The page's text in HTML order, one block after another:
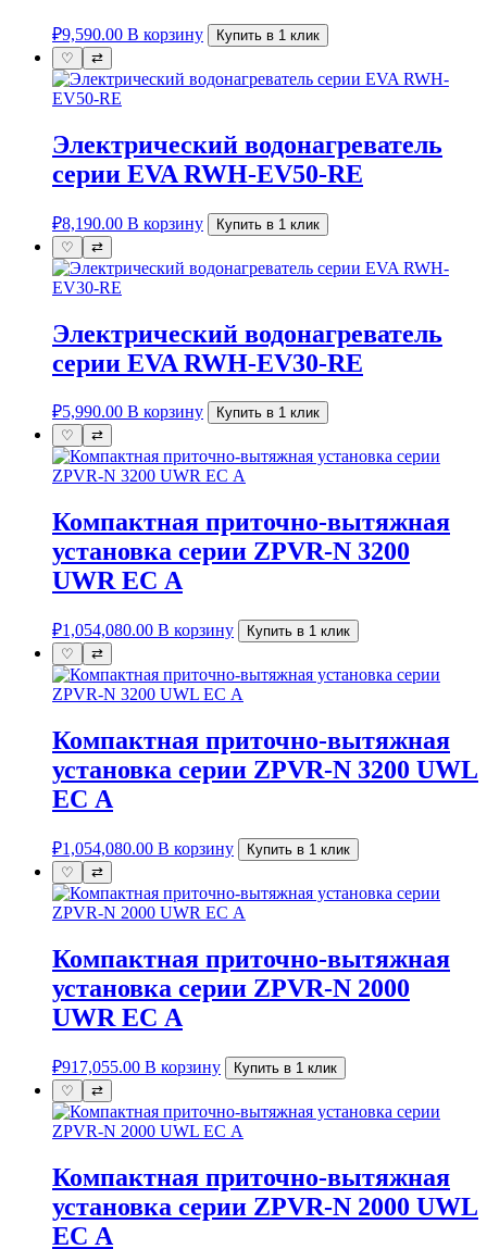
₽9,590.00 В корзину
Купить в 1 клик
♡
⇄
Электрический водонагреватель
серии EVA RWH-EV50-RE
₽8,190.00 В корзину
Купить в 1 клик
♡
⇄
Электрический водонагреватель
серии EVA RWH-EV30-RE
₽5,990.00 В корзину
Купить в 1 клик
♡
⇄
Компактная приточно-вытяжная
установка серии ZPVR-N 3200
UWR ЕС A
₽1,054,080.00 В корзину
Купить в 1 клик
♡
⇄
Компактная приточно-вытяжная
установка серии ZPVR-N 3200 UWL
ЕС A
₽1,054,080.00 В корзину
Купить в 1 клик
♡
⇄
Компактная приточно-вытяжная
установка серии ZPVR-N 2000
UWR ЕС A
₽917,055.00 В корзину
Купить в 1 клик
♡
⇄
Компактная приточно-вытяжная
установка серии ZPVR-N 2000 UWL
ЕС A